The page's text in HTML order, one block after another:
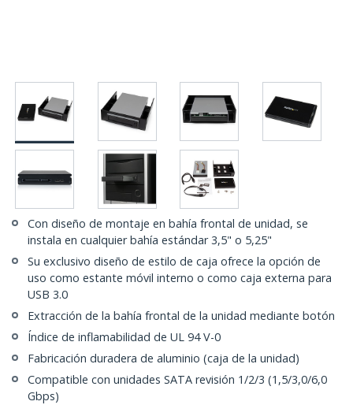
Con diseño de montaje en bahía frontal de unidad, se
instala en cualquier bahía estándar 3,5" o 5,25"
Su exclusivo diseño de estilo de caja ofrece la opción de
uso como estante móvil interno o como caja externa para
USB 3.0
Extracción de la bahía frontal de la unidad mediante botón
Índice de inflamabilidad de UL 94 V-0
Fabricación duradera de aluminio (caja de la unidad)
Compatible con unidades SATA revisión 1/2/3 (1,5/3,0/6,0
Gbps)